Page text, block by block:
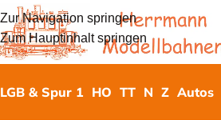
Zur Navigation springen
Zum Hauptinhalt springen
LGB & Spur 1 HO TT N Z Autos